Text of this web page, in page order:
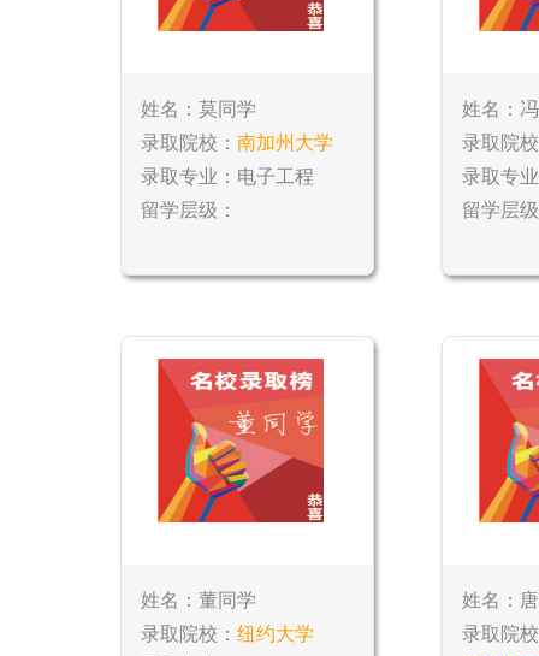
姓名：莫同学
录取院校： 南加州大学
录取专业：电子工程
留学层级：
姓名：
录取院
录取专
留学层
姓名：董同学
录取院校： 纽约大学
姓名：
录取院